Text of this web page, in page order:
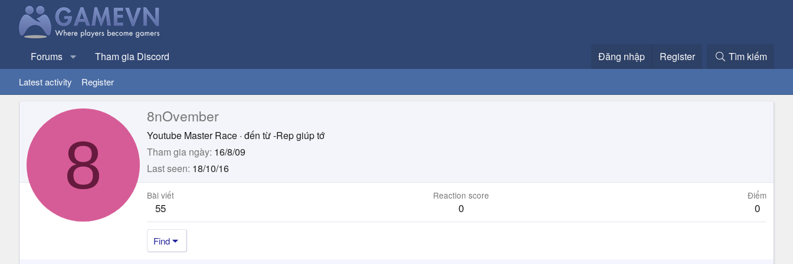
Forums Tham gia Discord Đăng nhập Register Tìm kiếm
Latest activity Register
8
8nOvember
Youtube Master Race · đến từ-Rep giúp tớ
Tham gia ngày 16/8/09
Last seen 18/10/16
Bài viết
55
Reaction score
0
Điểm
0
Find